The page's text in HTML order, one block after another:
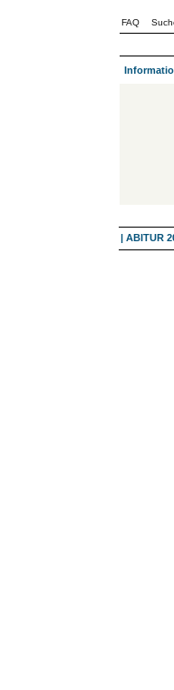
FAQ
| ABITUR